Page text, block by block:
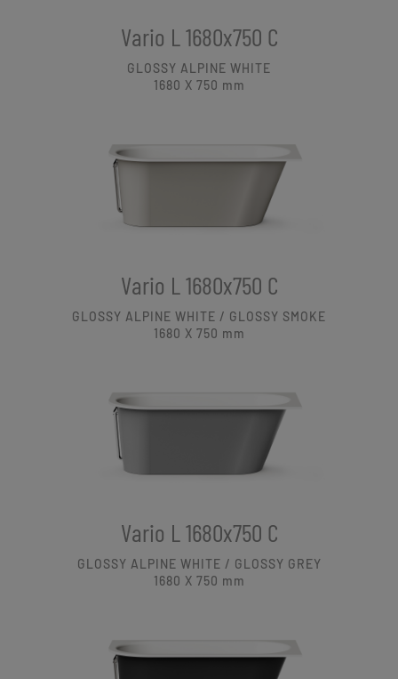
Vario L 1680x750 C
GLOSSY ALPINE WHITE
1680 X 750 mm
Vario L 1680x750 C
GLOSSY ALPINE WHITE / GLOSSY SMOKE
1680 X 750 mm
Vario L 1680x750 C
GLOSSY ALPINE WHITE / GLOSSY GREY
1680 X 750 mm